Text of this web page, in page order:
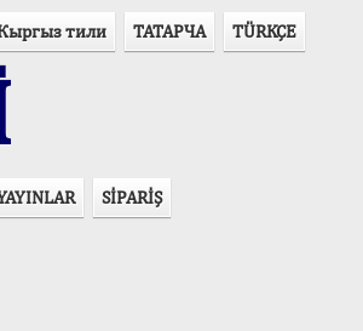
тили ТАТАРЧА TÜRKÇE
SİPARİŞ